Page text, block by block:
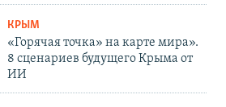
КРЫМ
«Горячая точка» на карте мира».
8 сценариев будущего Крыма от
ИИ